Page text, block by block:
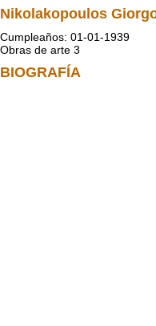
Nikolakopoulos
Cumpleaños: 01-01-1939
Obras de arte 3
BIOGRAFÍA